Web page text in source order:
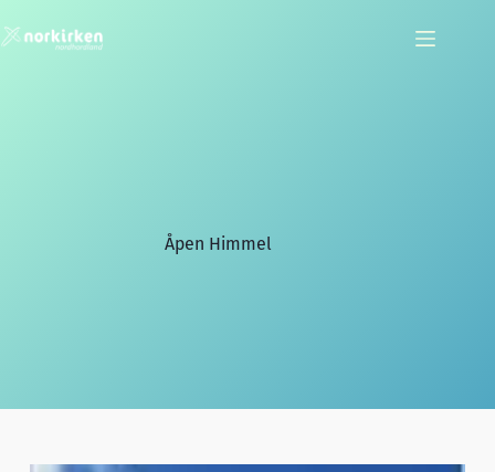
til
innholdet
Åpen Himmel